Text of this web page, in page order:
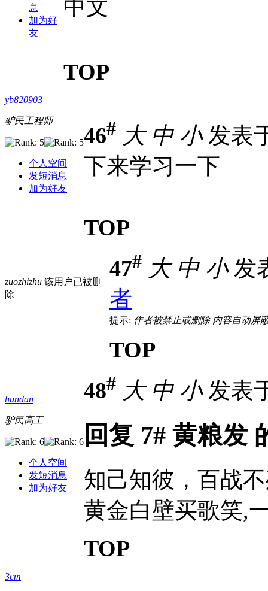
息
加为好
友
中文
TOP
yb820903
驴民工程师
个人空间
发短消息
加为好友
46# 大 中 小发表
下来学习一下
TOP
zuozhizhu 该用户已被删
除
47# 大 中 小发
者
提示: 作者被禁止或删除 内容自动屏
TOP
hundan
驴民高工
个人空间
发短消息
加为好友
48# 大 中 小发表
回复 7# 黄粮发
知己知彼，百战
黄金白壁买歌笑,
TOP
3cm